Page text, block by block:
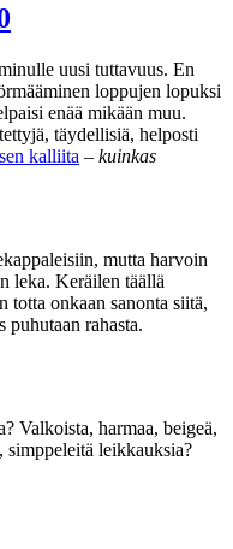
uusi tuttavuus. En
loppujen lopuksi
enää mikään muu.
täydellisiä, helposti
kalliita – kuinkas
mutta harvoin
leka. Keräilen täällä
totta onkaan sanonta siitä,
puhutaan rahasta.
Valkoista, harmaa, beigeä,
simppeleitä leikkauksia?